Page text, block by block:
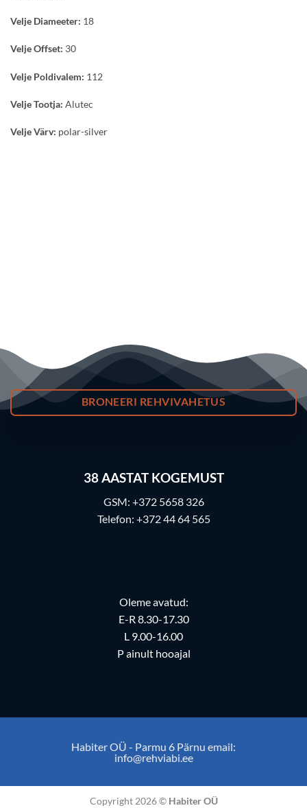
Velje Diameeter: 18
Velje Offset: 30
Velje Poldivalem: 112
Velje Tootja: Alutec
Velje Värv: polar-silver
BRONEERI REHVIVAHETUS
38AASTAT KOGEMUST
GSM: +372 5658 326
Telefon: +372 44 64 565
Oleme avatud:
E-R 8.30-17.30
L 9.00-16.00
P ainult hooajal
Habiter OÜ - Parmu 6 Pärnu email:
info@rehviabi.ee
Copyright 2026 © Habiter OÜ